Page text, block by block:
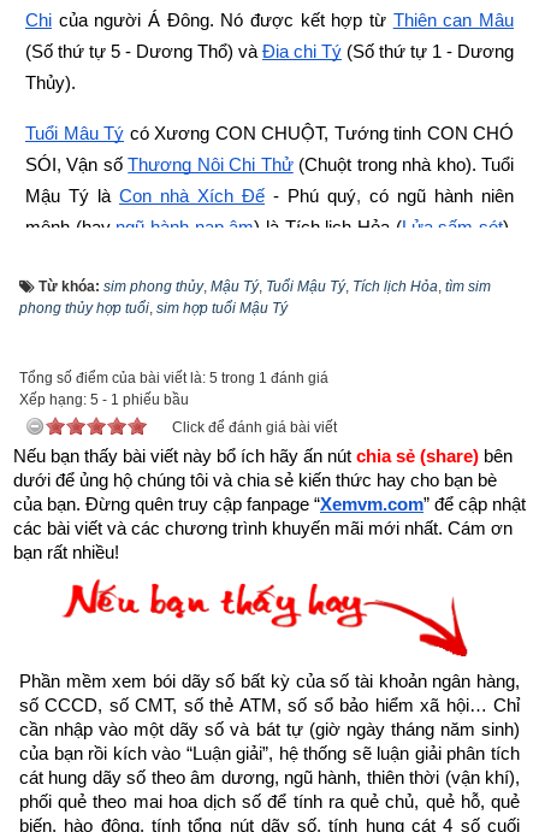
Chi của người Á Đông. Nó được kết hợp từ Thiên can Mậu
(Số thứ tự 5 - Dương Thổ) và Địa chi Tý (Số thứ tự 1 - Dương
Thủy).
Tuổi Mậu Tý có Xương CON CHUỘT, Tướng tinh CON CHÓ
SÓI, Vận số Thương Nội Chi Thử (Chuột trong nhà kho). Tuổi
Mậu Tý là Con nhà Xích Ðế - Phú quý, có ngũ hành niên
mệnh (hay ngũ hành nạp âm) là Tích lịch Hỏa (Lửa sấm sét).
giông bão, còn “Hỏa” là lửa, do đó Tích lịch Hỏa là Lửa sấm
sét.
Theo bảng tra mệnh cung phi bát trạch
nam có mệnh Số 9 –
nhóm
Đông Tứ Trạch (Đông Tứ Mệnh) nên chọn vợ có cung
mệnh Khảm (Số 1), Chấn (số 3), Tốn (số 4), Ly (Số 9) và các
hướng tốt là Chính Bắc, Chính Đông, Chính Nam, Đông Nam.
Tránh chọn vợ thuộc nhóm Tây Tứ Trạch có cung mệnh Khôn
(Số 2), Càn (Số 6), Đoài (số 7), Cấn (số 8) và các hướng xấu
là Đông Bắc, Chính Tây, Tây Bắc, Tây Nam.
Xem chi tiết luận tính cách, bảng cửu cung phi tinh, hướng tốt
xấu, Bảng phối cung phi vợ chồng của mệnh Số 9 – Cửu Tử –
bát trạch cung Ly qua bài viết sau: “ Luận giải phong thủy
người có mệnh bát trạch cung Ly - Cửu Tử (Số 9)”
Từ khóa: sim phong thủy, Mậu Tý, Tuổi Mậu Tý, Tích lịch Hỏa, tìm sim
phong thủy hợp tuổi, sim hợp tuổi Mậu Tý
Tổng số điểm của bài viết là: 5 trong 1 đánh giá
Xếp hạng: 5 - 1 phiếu bầu
Click để đánh giá bài viết
Nếu bạn thấy bài viết này bổ ích hãy ấn nút chia sẻ (share) bên
dưới để ủng hộ chúng tôi và chia sẻ kiến thức hay cho bạn bè
của bạn. Đừng quên truy cập fanpage “Xemvm.com” để cập nhật
các bài viết và các chương trình khuyến mãi mới nhất. Cám ơn
bạn rất nhiều!
Phần mềm xem bói dãy số bất kỳ của số tài khoản ngân hàng,
số CCCD, số CMT, số thẻ ATM, số sổ bảo hiểm xã hội… Chỉ
cần nhập vào một dãy số và bát tự (giờ ngày tháng năm sinh)
của bạn rồi kích vào “Luận giải”, hệ thống sẽ luận giải phân tích
cát hung dãy số theo âm dương, ngũ hành, thiên thời (vận khí),
phối quẻ theo mai hoa dịch số để tính ra quẻ chủ, quẻ hỗ, quẻ
biến, hào động, tính tổng nút dãy số, tính hung cát 4 số cuối